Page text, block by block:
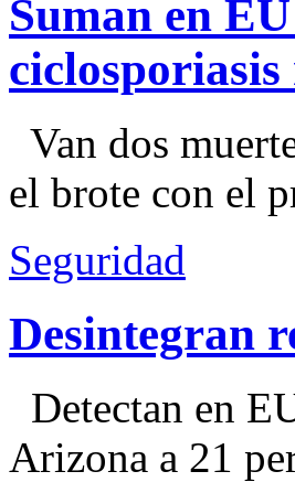
Suman en
Van dos
el brote con el
Seguridad
Desintegran
Detectan en
Arizona a 21